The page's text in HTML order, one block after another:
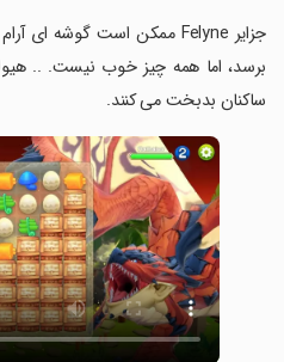
برسد، اما همه چیز خوب نیست. ..
ساکنان بدبخت می کنند.